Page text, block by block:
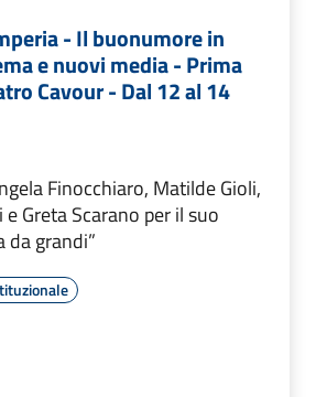
- Il buonumore in
e nuovi media - Prima
Cavour - Dal 12 al 14
Finocchiaro, Matilde Gioli,
e Greta Scarano per il suo
da grandi”